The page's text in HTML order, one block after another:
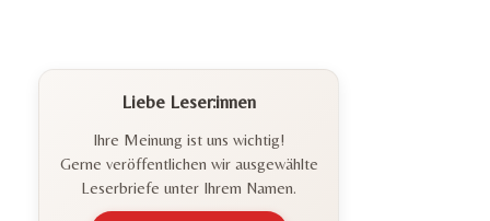
Liebe Leser:innen
Ihre Meinung ist uns wichtig!
Gerne veröffentlichen wir ausgewählte
Leserbriefe unter Ihrem Namen.